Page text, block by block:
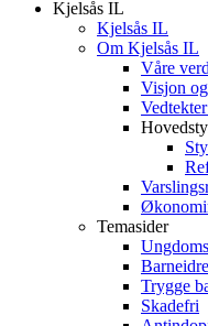
Kjelsås IL
Kjelsås IL
Om Kjelsås IL
Våre
Visjon
Temasider
Trygge
Skadefri